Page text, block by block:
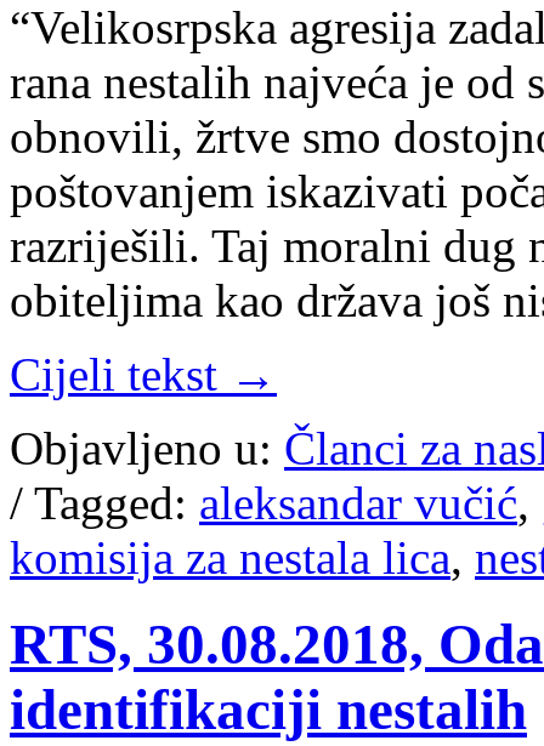
“Velikosrpska agresija
rana nestalih najveća je od
obnovili, žrtve smo
poštovanjem iskazivati
razriješili. Taj moralni dug
obiteljima kao država još
Cijeli tekst →
Objavljeno u: Članci za
/ Tagged: aleksandar vučić,
komisija za nestala lica,
RTS, 30.08.2018,
identifikaciji nestalih